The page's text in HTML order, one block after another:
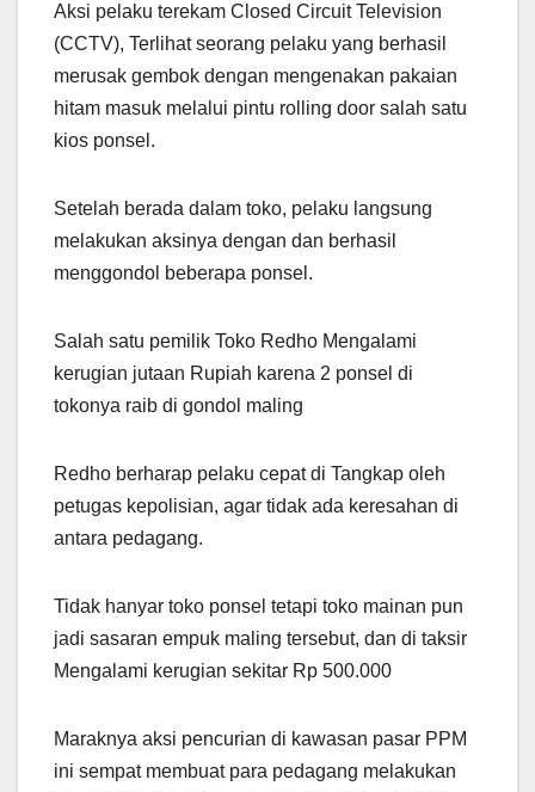
Aksi pelaku terekam Closed Circuit Television
(CCTV), Terlihat seorang pelaku yang berhasil
merusak gembok dengan mengenakan pakaian
hitam masuk melalui pintu rolling door salah satu
kios ponsel.
Setelah berada dalam toko, pelaku langsung
melakukan aksinya dengan dan berhasil
menggondol beberapa ponsel.
Salah satu pemilik Toko Redho Mengalami
kerugian jutaan Rupiah karena 2 ponsel di
tokonya raib di gondol maling
Redho berharap pelaku cepat di Tangkap oleh
petugas kepolisian, agar tidak ada keresahan di
antara pedagang.
Tidak hanyar toko ponsel tetapi toko mainan pun
jadi sasaran empuk maling tersebut, dan di taksir
Mengalami kerugian sekitar Rp 500.000
Maraknya aksi pencurian di kawasan pasar PPM
ini sempat membuat para pedagang melakukan